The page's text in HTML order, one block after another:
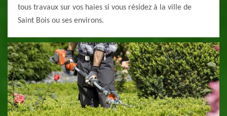
tous travaux sur vos haies si vous résidez à la ville de
Saint Bois ou ses environs.